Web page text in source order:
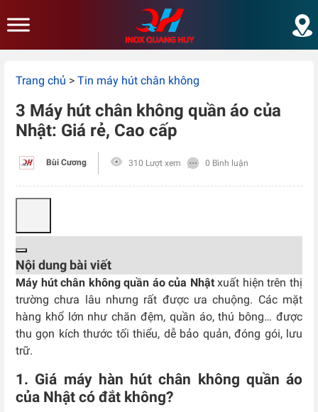
Trang chủ > Tin máy hút chân không
3 Máy hút chân không quần áo của
Nhật: Giá rẻ, Cao cấp
Bùi Cương 310 Lượt xem 0 Bình luận
Nội dung bài viết
Máy hút chân không quần áo của Nhậtxuất hiện trên thị
trường chưa lâu nhưng rất được ưa chuộng. Các mặt
hàng khổ lớn như chăn đệm, quần áo, thú bông… được
thu gọn kích thước tối thiểu, dễ bảo quản, đóng gói, lưu
trữ.
1. Giá máy hàn hút chân không quần áo
của Nhật có đắt không?